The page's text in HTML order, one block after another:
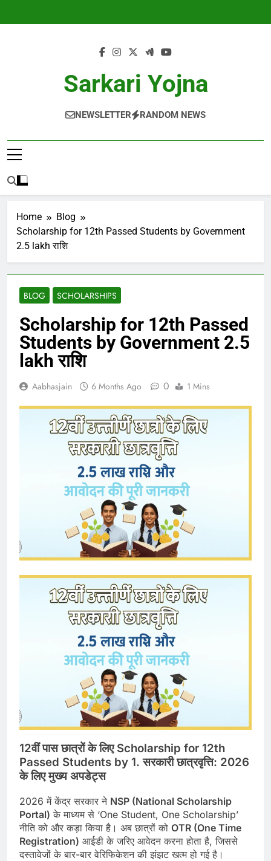
Sarkari Yojna
NEWSLETTER RANDOM NEWS
Home
Blog
Scholarship for 12th Passed Students by Government
2.5 lakh राशि
BLOG SCHOLARSHIPS
Scholarship for 12th Passed
Students by Government 2.5
lakh राशि
Aabhasjain 6 Months Ago 0 1 Mins
12वीं पास छात्रों के लिए Scholarship for 12th
Passed Students by 1. सरकारी छात्रवृत्ति: 2026
के लिए मुख्य अपडेट्स
2026 में केंद्र सरकार ने NSP (National Scholarship
Portal) के माध्यम से ‘One Student, One Scholarship’
नीति को और कड़ा किया है। अब छात्रों को OTR (One Time
Registration) आईडी के जरिए आवेदन करना होता है, जिससे
दस्तावेजों के बार-बार वेरिफिकेशन की झंझट खत्म हो गई है।